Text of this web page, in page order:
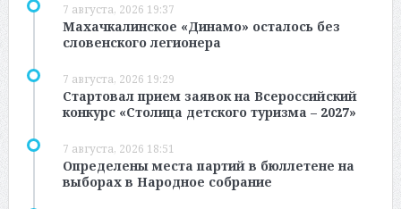
7 августа, 2026 19:37
Махачкалинское «Динамо» осталось без
словенского легионера
7 августа, 2026 19:29
Стартовал прием заявок на Всероссийский
конкурс «Столица детского туризма – 2027»
7 августа, 2026 18:51
Определены места партий в бюллетене на
выборах в Народное собрание